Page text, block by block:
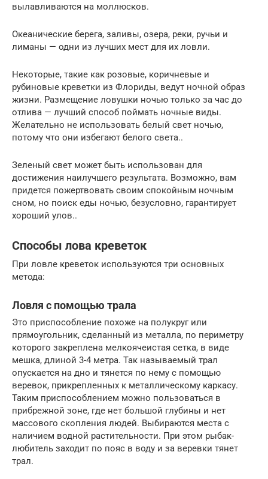
вылавливаются на моллюсков.
Океанические берега, заливы, озера, реки, ручьи и
лиманы — одни из лучших мест для их ловли.
Некоторые, такие как розовые, коричневые и
рубиновые креветки из Флориды, ведут ночной образ
жизни. Размещение ловушки ночью только за час до
отлива — лучший способ поймать ночные виды.
Желательно не использовать белый свет ночью,
потому что они избегают белого света..
Зеленый свет может быть использован для
достижения наилучшего результата. Возможно, вам
придется пожертвовать своим спокойным ночным
сном, но поиск еды ночью, безусловно, гарантирует
хороший улов..
Способы лова креветок
При ловле креветок используются три основных
метода:
Ловля с помощью трала
Это приспособление похоже на полукруг или
прямоугольник, сделанный из металла, по периметру
которого закреплена мелкоячеистая сетка, в виде
мешка, длиной 3-4 метра. Так называемый трал
опускается на дно и тянется по нему с помощью
веревок, прикрепленных к металлическому каркасу.
Таким приспособлением можно пользоваться в
прибрежной зоне, где нет большой глубины и нет
массового скопления людей. Выбираются места с
наличием водной растительности. При этом рыбак-
любитель заходит по пояс в воду и за веревки тянет
трал.